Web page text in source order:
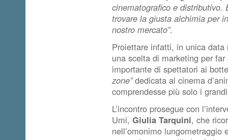
cinematografico e distributivo.
trovare la giusta alchimia per
nostro mercato”.
Proiettare infatti, in unica
una scelta di marketing per
importante di spettatori ai
zone”dedicata al cinema
comprendesse più solo i
L’incontro prosegue con
Umi, Giulia Tarquini, che
nell’omonimo